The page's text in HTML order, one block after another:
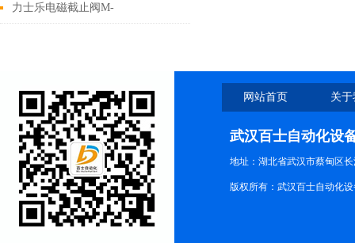
4WEH10J47/6EG24N9ETK4结构原
力士乐电磁截止阀M-
网站首页 关
武汉百士自动化设
地址：湖北省武汉市蔡甸区
版权所有：武汉百士自动化